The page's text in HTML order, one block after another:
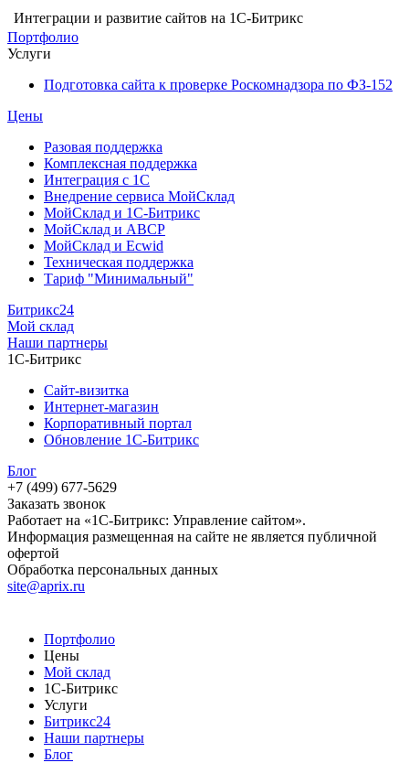
Интеграции и развитие сайтов на 1С-Битрикс
Портфолио
Услуги
Подготовка сайта к проверке Роскомнадзора по ФЗ-152
Цены
Разовая поддержка
Комплексная поддержка
Интеграция с 1С
Внедрение сервиса МойСклад
МойСклад и 1С-Битрикс
МойСклад и ABCP
МойСклад и Ecwid
Техническая поддержка
Тариф "Минимальный"
Битрикс24
Мой склад
Наши партнеры
1С-Битрикс
Сайт-визитка
Интернет-магазин
Корпоративный портал
Обновление 1С-Битрикс
Блог
+7 (499) 677-5629
Заказать звонок
Работает на «1С-Битрикс: Управление сайтом».
Информация размещенная на сайте не является публичной
офертой
Обработка персональных данных
site@aprix.ru
Портфолио
Цены
Мой склад
1С-Битрикс
Услуги
Битрикс24
Наши партнеры
Блог